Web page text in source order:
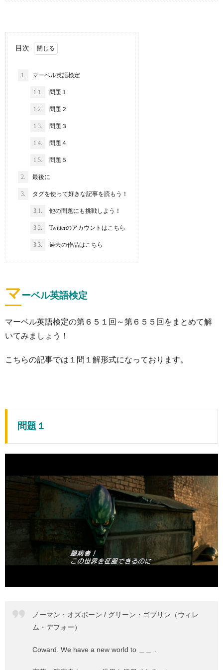
目次
1. マーベル英語検定
1.1. 問題１
1.2. 問題２
1.3. 問題３
1.4. 問題４
1.5. 問題５
2. 最後に
3. タグを使って好きな記事を読もう！
3.1. 他の問題にも挑戦しよう！
3.2. Twitterのアカウントはこちら
3.3. 過去の作品はこちら
マーベル英語検定
マーベル英語検定の第６５１回～第６５５回をまとめて解
いてみましょう！
こちらの記事では１問１解形式になっております。
問題１
ノーマン・オズボーン / グリーン・ゴブリン（ウィレ
ム・デフォー）
Coward. We have a new world to ＿＿ .